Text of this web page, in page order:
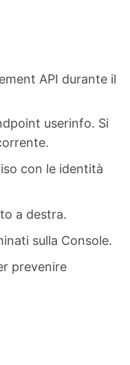
API durante il
userinfo. Si
con le identità
a destra.
sulla Console.
prevenire